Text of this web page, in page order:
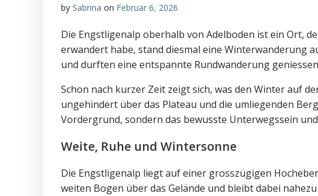
by Sabrina on Februar 6, 2026
Die Engstligenalp oberhalb von Adelboden ist ein Ort,
erwandert habe, stand diesmal eine Winterwanderung
und durften eine entspannte Rundwanderung
Schon nach kurzer Zeit zeigt sich, was den Winter auf
ungehindert über das Plateau und die umliegenden
Vordergrund, sondern das bewusste Unterwegssein
Weite, Ruhe und Wintersonne
Die Engstligenalp liegt auf einer grosszügigen
weiten Bogen über das Gelände und bleibt dabei